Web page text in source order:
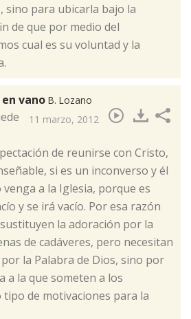
sino para ubicarla bajo la
de que por medio del
cual es su voluntad y la
vano B. Lozano
11 marzo, 2012
de reunirse con Cristo,
si es un inconverso y él
a la Iglesia, porque es
y se irá vacío. Por esa razón
la adoración por la
de cadáveres, pero necesitan
la Palabra de Dios, sino por
a la que someten a los
de motivaciones para la